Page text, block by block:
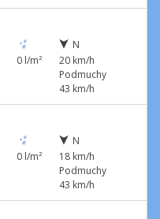
0 l/m²
N
20 km/h
Podmuchy
43 km/h
0 l/m²
N
18 km/h
Podmuchy
43 km/h